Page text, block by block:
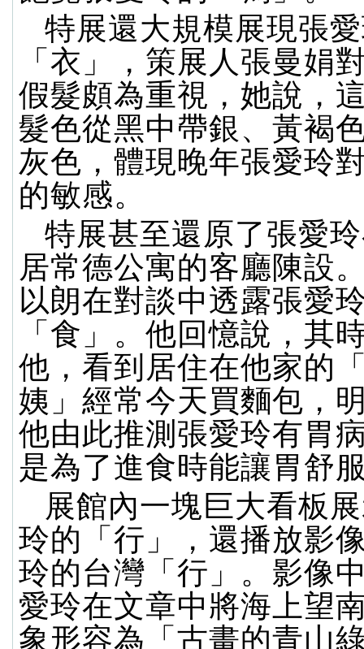
特展還大規模展現張
「衣」，策展人張曼娟
假髮頗為重視，她說，
髮色從黑中帶銀、黃褐
灰色，體現晚年張愛玲
的敏感。
特展甚至還原了張愛
居常德公寓的客廳陳設
以朗在對談中透露張愛
「食」。他回憶說，其
他，看到居住在他家的
姨」經常今天買麵包，
他由此推測張愛玲有胃
是為了進食時能讓胃舒
展館內一塊巨大看板
玲的「行」，還播放影
玲的台灣「行」。影像
愛玲在文章中將海上望
象形容為「古畫的青山